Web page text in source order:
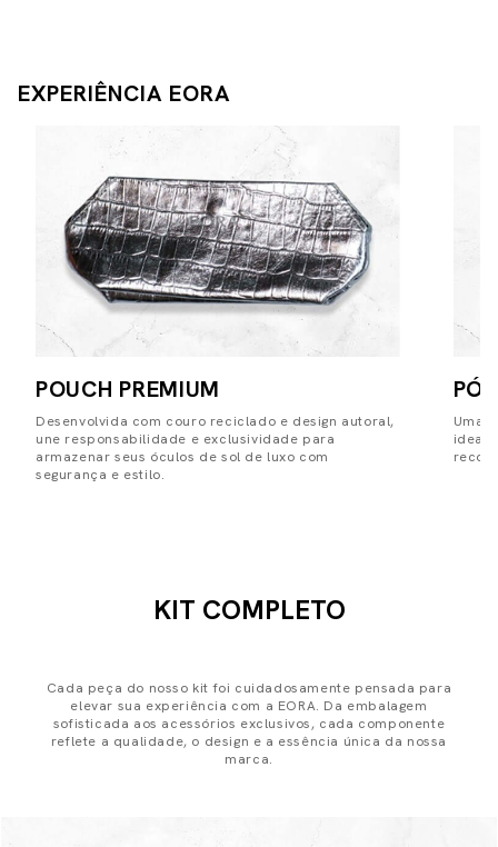
EXPERIÊNCIA EORA
POUCH PREMIUM
Desenvolvida com couro reciclado e design autoral,
une responsabilidade e exclusividade para
armazenar seus óculos de sol de luxo com
segurança e estilo.
Uma
ideal
KIT COMPLETO
Cada peça do nosso kit foi cuidadosamente pensada para
elevar sua experiência com a EORA. Da embalagem
sofisticada aos acessórios exclusivos, cada componente
reflete a qualidade, o design e a essência única da nossa
marca.